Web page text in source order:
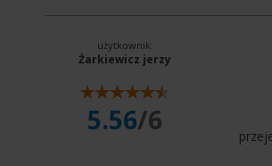
użytkownik:
Żarkiewicz jerzy
5.56/6